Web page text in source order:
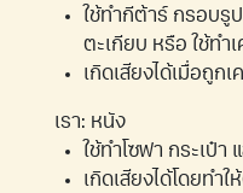
ใช้ทำกีต้าร์ กรอบรูป
ตะเกียบ หรือ ใช้ทำ
เกิดเสียงได้เมื่อถูกเ
เรา: หนัง
ใช้ทำโซฟา กระเป๋า
เกิดเสียงได้โดยทำใ